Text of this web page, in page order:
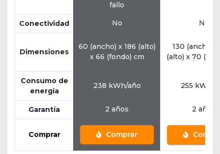
fallo
Conectividad No No
Dimensiones
60 (ancho) x 186 (alto)
x 66 (fondo) cm
130 (ancho)
(alto) x 70
Consumo de
energía
238 kWh/año 255 kWh/
Garantía 2 años 2 años
Comprar Comprar